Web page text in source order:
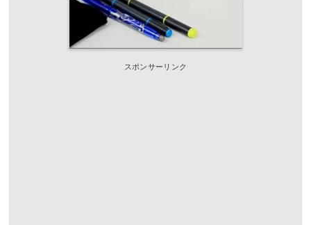
スポンサーリンク